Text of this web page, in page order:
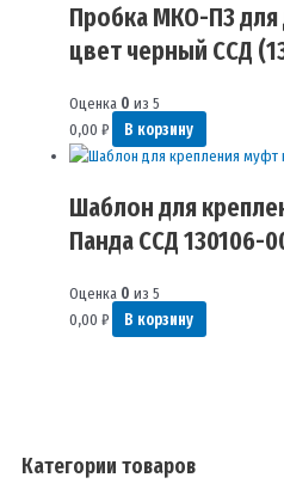
Категории товаров
Пробка МКО-П3 для
цвет черный ССД
Оценка 0 из 5
0,00 ₽ В корзину
Шаблон для
Панда ССД 130106-
Оценка 0 из 5
0,00 ₽ В корзину